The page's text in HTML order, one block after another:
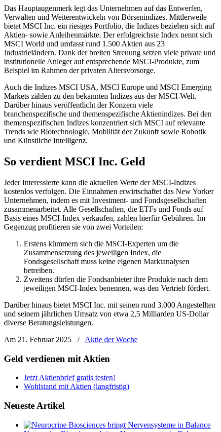
Das Hauptaugenmerk legt das Unternehmen auf das Entwerfen,
Verwalten und Weiterentwickeln von Börsenindizes. Mittlerweile
bietet MSCI Inc. ein riesiges Portfolio, die Indizes beziehen sich auf
Aktien- sowie Anleihenmärkte. Der erfolgreichste Index nennt sich
MSCI World und umfasst rund 1.500 Aktien aus 23
Industrieländern. Dank der breiten Streuung setzen viele private und
institutionelle Anleger auf entsprechende MSCI-Produkte, zum
Beispiel im Rahmen der privaten Altersvorsorge.
Auch die Indizes MSCI USA, MSCI Europe und MSCI Emerging
Markets zählen zu den bekannten Indizes aus der MSCI-Welt.
Darüber hinaus veröffentlicht der Konzern viele
branchenspezifische und themenspezifische Aktienindizes. Bei den
themenspezifischen Indizes konzentriert sich MSCI auf relevante
Trends wie Biotechnologie, Mobilität der Zukunft sowie Robotik
und Künstliche Intelligenz.
So verdient MSCI Inc. Geld
Jeder Interessierte kann die aktuellen Werte der MSCI-Indizes
kostenlos verfolgen. Die Einnahmen erwirtschaftet das New Yorker
Unternehmen, indem es mit Investment- und Fondsgesellschaften
zusammenarbeitet. Alle Gesellschaften, die ETFs und Fonds auf
Basis eines MSCI-Index verkaufen, zahlen hierfür Gebühren. Im
Gegenzug profitieren sie von zwei Vorteilen:
Erstens kümmern sich die MSCI-Experten um die
Zusammensetzung des jeweiligen Index, die
Fondsgesellschaft muss keine eigenen Marktanalysen
betreiben.
Zweitens dürfen die Fondsanbieter ihre Produkte nach dem
jeweiligen MSCI-Index benennen, was den Vertrieb fördert.
Darüber hinaus bietet MSCI Inc. mit seinen rund 3.000 Angestellten
und seinem jährlichen Umsatz von etwa 2,5 Milliarden US-Dollar
diverse Beratungsleistungen.
Am 21. Februar 2025
/ Aktie der Woche
Geld verdienen mit Aktien
Jetzt Aktienbrief gratis testen!
Wohlstand mit Aktien (langfristig)
Neueste Artikel